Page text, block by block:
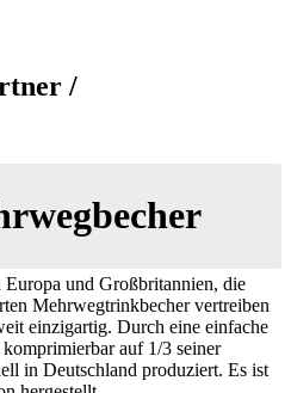
/
und Großbritannien, die
Mehrwegtrinkbecher vertreiben
einzigartig. Durch eine einfache
auf 1/3 seiner
in Deutschland produziert. Es ist